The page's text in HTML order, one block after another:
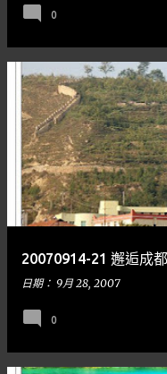
0
20070914-21 邂逅成
日期： 9月 28, 2007
0